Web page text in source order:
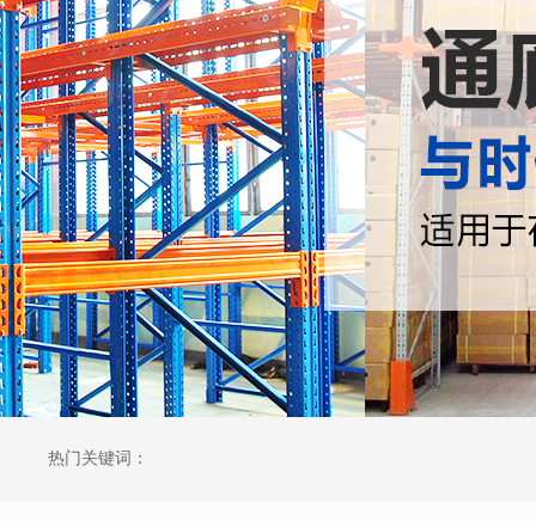
热门关键词：